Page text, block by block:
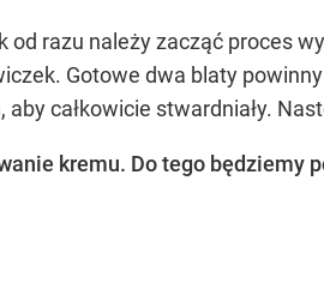
od razu należy zacząć proces
Gotowe dwa blaty
całkowicie stwardniały.
kremu. Do tego będziemy